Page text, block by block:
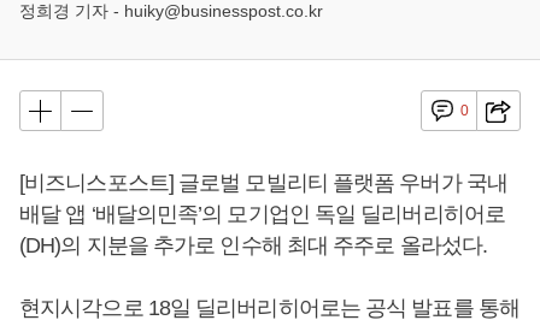
정희경 기자 - huiky@businesspost.co.kr
0
[비즈니스포스트] 글로벌 모빌리티 플랫폼 우버가 국내
배달 앱 ‘배달의민족’의 모기업인 독일 딜리버리히어로
(DH)의 지분을 추가로 인수해 최대 주주로 올라섰다.
현지시각으로 18일 딜리버리히어로는 공식 발표를 통해